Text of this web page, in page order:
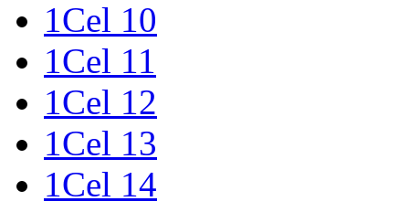
1Cel 10
1Cel 11
1Cel 12
1Cel 13
1Cel 14